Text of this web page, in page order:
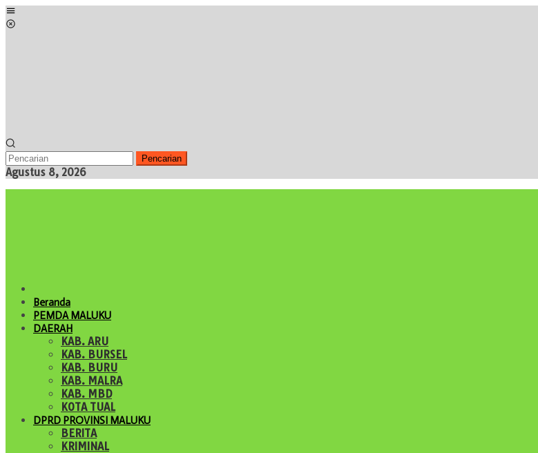
Loncat
ke
Pencarian
Agustus 8, 2026
Beranda
PEMDA MALUKU
DAERAH
KAB. ARU
KAB. BURSEL
KAB. BURU
KAB. MALRA
KAB. MBD
KOTA TUAL
DPRD PROVINSI MALUKU
BERITA
KRIMINAL